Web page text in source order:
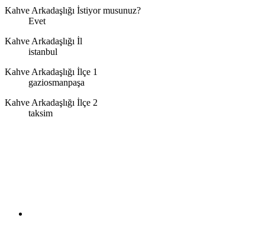
Kahve Arkadaşlığı İstiyor musunuz?
Evet
Kahve Arkadaşlığı İl
istanbul
Kahve Arkadaşlığı İlçe 1
gaziosmanpaşa
Kahve Arkadaşlığı İlçe 2
taksim